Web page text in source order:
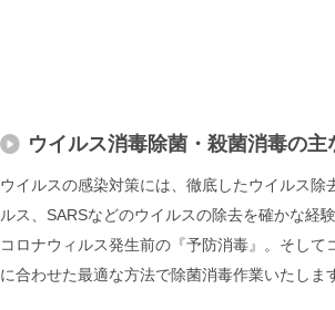
ウイルス消毒除菌・殺菌消毒の主
ウイルスの感染対策には、徹底したウイルス
ルス、SARSなどのウイルスの除去を確かな経
コロナウィルス発生前の『予防消毒』。そし
に合わせた最適な方法で除菌消毒作業いたしま